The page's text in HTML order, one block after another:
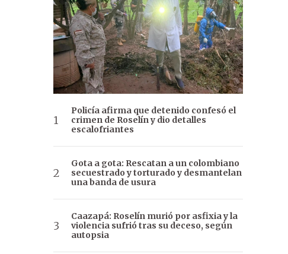
Policía afirma que detenido confesó el
crimen de Roselín y dio detalles
escalofriantes
Gota a gota: Rescatan a un colombiano
secuestrado y torturado y desmantelan
una banda de usura
Caazapá: Roselín murió por asfixia y la
violencia sufrió tras su deceso, según
autopsia